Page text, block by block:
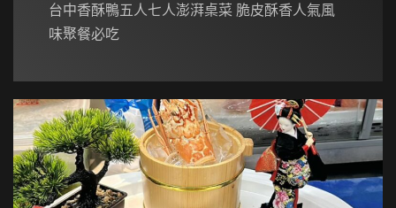
台中香酥鴨五人七人澎湃桌菜 脆皮酥香人氣風
味聚餐必吃